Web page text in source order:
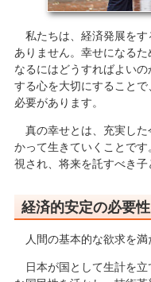
私たちは、経済発展を
ありません。幸せになる
なるにはどうすればよい
する心を大切にすること
必要があります。
真の幸せとは、充実し
かって生きていくことで
視され、将来を託すべき子
経済的安定の必要性
人間の基本的な欲求を満
日本が国として生計を